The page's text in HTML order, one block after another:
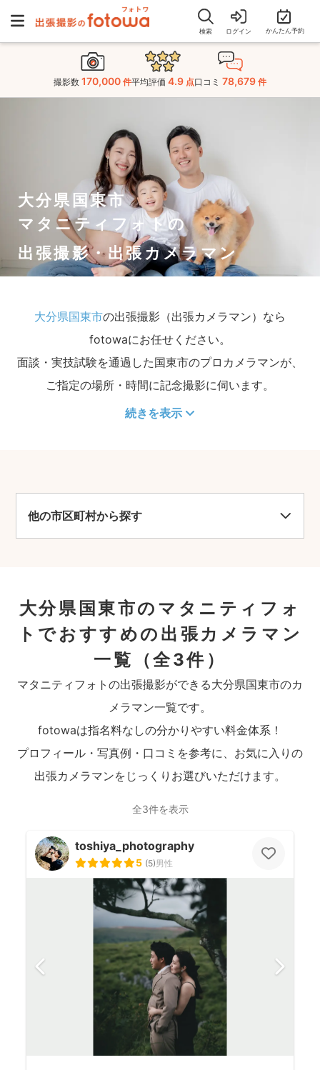
検索 ログイン かんたん予約
撮影数 170,000 件平均評価 4.9 点口コミ 78,679 件
大分県国東市
マタニティフォトの
出張撮影・出張カメラマン
大分県国東市の出張撮影（出張カメラマン）なら
fotowaにお任せください。
面談・実技試験を通過した国東市のプロカメラマンが、
ご指定の場所・時間に記念撮影に伺います。
続きを表示
他の市区町村から探す
大分県国東市のマタニティフォ
トでおすすめの出張カメラマン
一覧
（全3件）
マタニティフォトの出張撮影ができる大分県国東市のカ
メラマン一覧です。
fotowaは指名料なしの分かりやすい料金体系！
プロフィール・写真例・口コミを参考に、お気に入りの
出張カメラマンをじっくりお選びいただけます。
全3件を表示
toshiya_photography
5 (5)男性